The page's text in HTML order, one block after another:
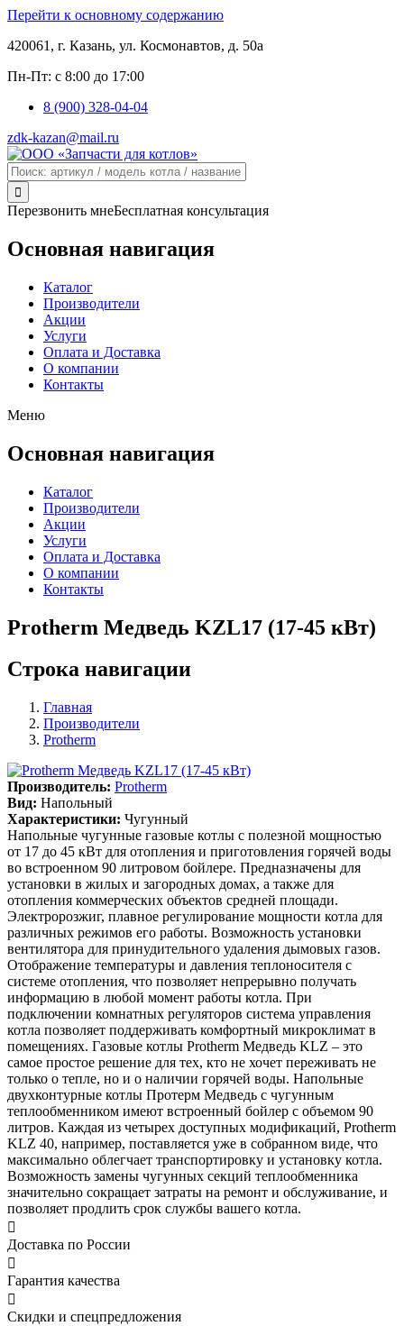
Перейти к основному содержанию
420061, г. Казань, ул. Космонавтов, д. 50а
Пн-Пт: с 8:00 до 17:00
8 (900) 328-04-04
zdk-kazan@mail.ru

Перезвонить мнеБесплатная консультация
Основная навигация
Каталог
Производители
Акции
Услуги
Оплата и Доставка
О компании
Контакты
Меню
Основная навигация
Каталог
Производители
Акции
Услуги
Оплата и Доставка
О компании
Контакты
Protherm Медведь KZL17 (17-45 кВт)
Строка навигации
Главная
Производители
Protherm
Производитель: Protherm
Вид: Напольный
Характеристики: Чугунный
Напольные чугунные газовые котлы с полезной мощностью
от 17 до 45 кВт для отопления и приготовления горячей воды
во встроенном 90 литровом бойлере. Предназначены для
установки в жилых и загородных домах, а также для
отопления коммерческих объектов средней площади.
Электророзжиг, плавное регулирование мощности котла для
различных режимов его работы. Возможность установки
вентилятора для принудительного удаления дымовых газов.
Отображение температуры и давления теплоносителя с
системе отопления, что позволяет непрерывно получать
информацию в любой момент работы котла. При
подключении комнатных регуляторов система управления
котла позволяет поддерживать комфортный микроклимат в
помещениях. Газовые котлы Protherm Медведь KLZ – это
самое простое решение для тех, кто не хочет переживать не
только о тепле, но и о наличии горячей воды. Напольные
двухконтурные котлы Протерм Медведь с чугунным
теплообменником имеют встроенный бойлер с объемом 90
литров. Каждая из четырех доступных модификаций, Protherm
KLZ 40, например, поставляется уже в собранном виде, что
максимально облегчает транспортировку и установку котла.
Возможность замены чугунных секций теплообменника
значительно сокращает затраты на ремонт и обслуживание, и
позволяет продлить срок службы вашего котла.

Доставка по России

Гарантия качества

Скидки и спецпредложения